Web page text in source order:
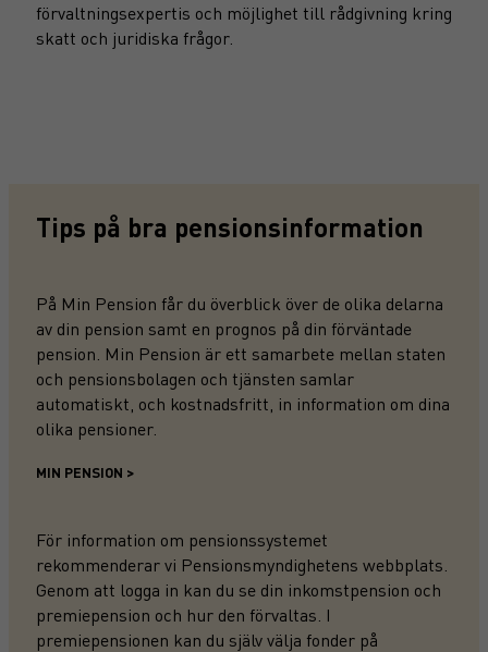
förvaltningsexpertis och möjlighet till rådgivning kring
skatt och juridiska frågor.
Tips på bra pensionsinformation
På Min Pension får du överblick över de olika delarna
av din pension samt en prognos på din förväntade
pension. Min Pension är ett samarbete mellan staten
och pensionsbolagen och tjänsten samlar
automatiskt, och kostnadsfritt, in information om dina
olika pensioner.
MIN PENSION >
För information om pensionssystemet
rekommenderar vi Pensionsmyndighetens webbplats
Genom att logga in kan du se din inkomstpension och
premiepension och hur den förvaltas. I
premiepensionen kan du själv välja fonder på